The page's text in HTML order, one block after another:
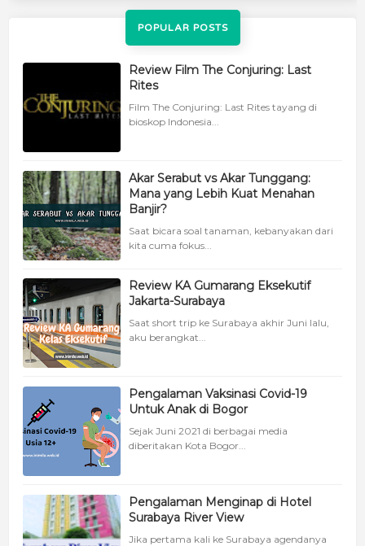
POPULAR POSTS
Review Film The Conjuring: Last
Rites
Film The Conjuring: Last Rites tayang di
bioskop Indonesia...
Akar Serabut vs Akar Tunggang:
Mana yang Lebih Kuat Menahan
Banjir?
Saat bicara soal tanaman, kebanyakan dari
kita cuma fokus...
Review KA Gumarang Eksekutif
Jakarta-Surabaya
Saat short trip ke Surabaya akhir Juni lalu,
aku berangkat...
Pengalaman Vaksinasi Covid-19
Untuk Anak di Bogor
Sejak Juni 2021 di berbagai media
diberitakan Kota Bogor...
Pengalaman Menginap di Hotel
Surabaya River View
Jika pertama kali ke Surabaya agendanya